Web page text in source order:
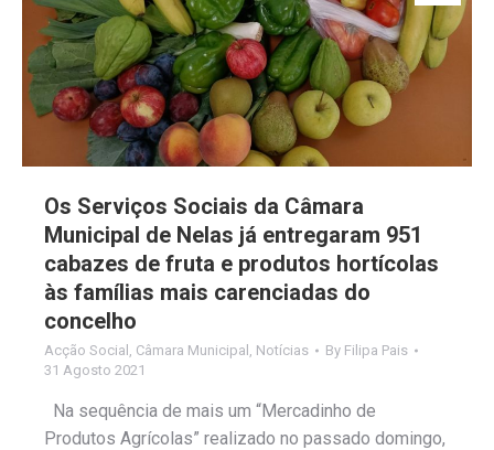
Os Serviços Sociais da Câmara
Municipal de Nelas já entregaram 951
cabazes de fruta e produtos hortícolas
às famílias mais carenciadas do
concelho
Acção Social Câmara Municipal Notícias By Filipa Pais
31 Agosto 2021
Na sequência de mais um “Mercadinho de
Produtos Agrícolas” realizado no passado domingo,